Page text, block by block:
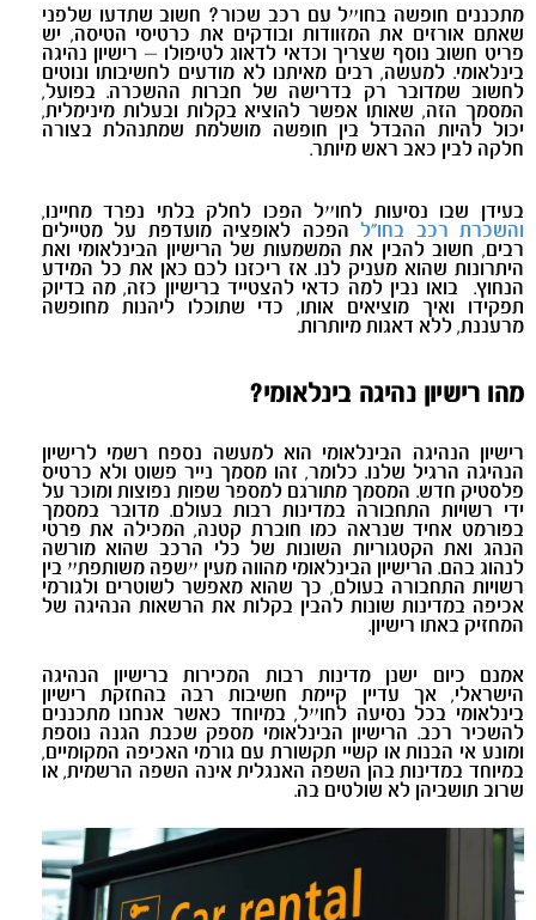
מתכננים חופשה בחו״ל עם רכב שכור? חשוב שתדעו שלפני
שאתם אורזים את המזוודות ובודקים את כרטיסי הטיסה, יש
פריט חשוב נוסף שצריך וכדאי לדאוג לטיפולו – רישיון נהיגה
בינלאומי. למעשה, רבים מאיתנו לא מודעים לחשיבותו ונוטים
לחשוב שמדובר רק בדרישה של חברות ההשכרה. בפועל,
המסמך הזה, שאותו אפשר להוציא בקלות ובעלות מינימלית,
יכול להיות ההבדל בין חופשה מושלמת שמתנהלת בצורה
חלקה לבין כאב ראש מיותר.
בעידן שבו נסיעות לחו״ל הפכו לחלק בלתי נפרד מחיינו,
והשכרת רכב בחו"ל הפכה לאופציה מועדפת על מטיילים
רבים, חשוב להבין את המשמעות של הרישיון הבינלאומי ואת
היתרונות שהוא מעניק לנו. אז ריכזנו לכם כאן את כל המידע
הנחוץ. בואו נבין למה כדאי להצטייד ברישיון כזה, מה בדיוק
תפקידו ואיך מוציאים אותו, כדי שתוכלו ליהנות מחופשה
מרעננת, ללא דאגות מיותרות.
מהו רישיון נהיגה בינלאומי?
רישיון הנהיגה הבינלאומי הוא למעשה נספח רשמי לרישיון
הנהיגה הרגיל שלנו. כלומר, זהו מסמך נייר פשוט ולא כרטיס
פלסטיק חדש. המסמך מתורגם למספר שפות נפוצות ומוכר על
ידי רשויות התחבורה במדינות רבות בעולם. מדובר במסמך
בפורמט אחיד שנראה כמו חוברת קטנה, המכילה את פרטי
הנהג ואת הקטגוריות השונות של כלי הרכב שהוא מורשה
לנהוג בהם. הרישיון הבינלאומי מהווה מעין ״שפה משותפת״ בין
רשויות התחבורה בעולם, כך שהוא מאפשר לשוטרים ולגורמי
אכיפה במדינות שונות להבין בקלות את הרשאות הנהיגה של
המחזיק באתו רישיון.
אמנם כיום ישנן מדינות רבות המכירות ברישיון הנהיגה
הישראלי, אך עדיין קיימת חשיבות רבה בהחזקת רישיון
בינלאומי בכל נסיעה לחו״ל, במיוחד כאשר אנחנו מתכננים
להשכיר רכב. הרישיון הבינלאומי מספק שכבת הגנה נוספת
ומונע אי הבנות או קשיי תקשורת עם גורמי האכיפה המקומיים,
במיוחד במדינות בהן השפה האנגלית אינה השפה הרשמית, או
שרוב תושביהן לא שולטים בה.